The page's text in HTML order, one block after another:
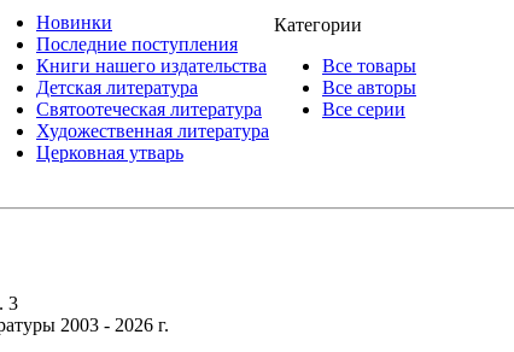
Новинки
Последние поступления
Книги нашего издательства
Детская литература
Святоотеческая литература
Художественная литература
Церковная утварь
Категории
Все товары
Все авторы
Все серии
3
2003 - 2026 г.